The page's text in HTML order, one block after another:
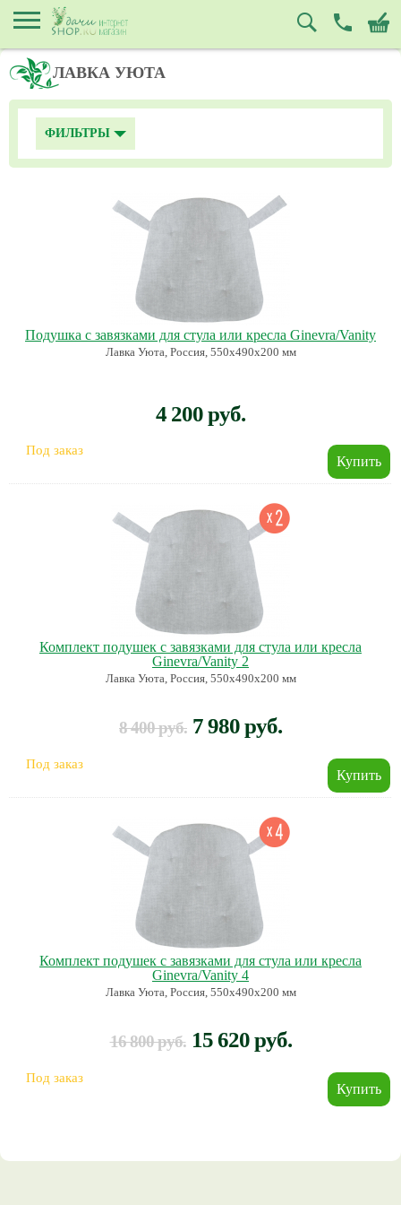
ЛАВКА УЮТА
ФИЛЬТРЫ
Подушка с завязками для стула или кресла Ginevra/Vanity
Лавка Уюта, Россия, 550х490х200 мм
4 200 руб.
Под заказ
Комплект подушек с завязками для стула или кресла
Ginevra/Vanity 2
Лавка Уюта, Россия, 550х490х200 мм
8 400 руб. 7 980 руб.
Под заказ
Комплект подушек с завязками для стула или кресла
Ginevra/Vanity 4
Лавка Уюта, Россия, 550х490х200 мм
16 800 руб. 15 620 руб.
Под заказ